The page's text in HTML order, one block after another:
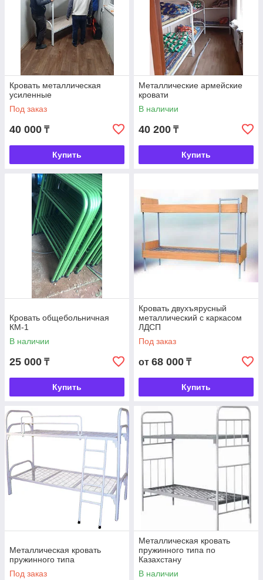
Кровать металлическая
усиленные
Под заказ
40 000 ₸
Купить
Металлические армейские
кровати
В наличии
40 200 ₸
Купить
Кровать общебольничная
КМ-1
В наличии
25 000 ₸
Купить
Кровать двухъярусный
металлический с каркасом
ЛДСП
Под заказ
от 68 000 ₸
Купить
Металлическая кровать
пружинного типа
Под заказ
Металлическая кровать
пружинного типа по
Казахстану
В наличии